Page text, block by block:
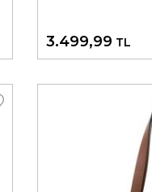
3.499,99 TL